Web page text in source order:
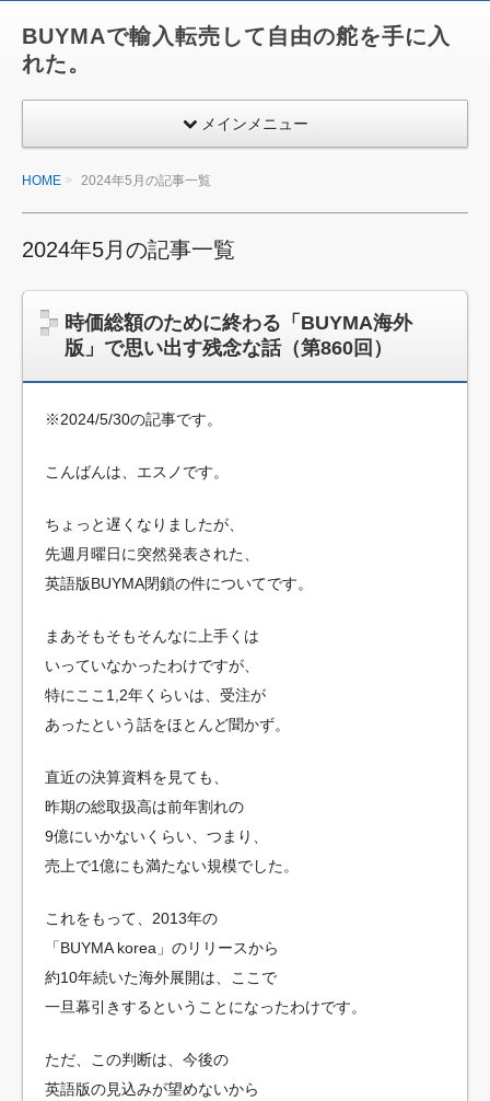
BUYMAで輸入転売して自由の舵を手に入
れた。
メインメニュー
HOME 2024年5月の記事一覧
2024年5月の記事一覧
時価総額のために終わる「BUYMA海外
版」で思い出す残念な話（第860回）
※2024/5/30の記事です。
こんばんは、エスノです。
ちょっと遅くなりましたが、
先週月曜日に突然発表された、
英語版BUYMA閉鎖の件についてです。
まあそもそもそんなに上手くは
いっていなかったわけですが、
特にここ1,2年くらいは、受注が
あったという話をほとんど聞かず。
直近の決算資料を見ても、
昨期の総取扱高は前年割れの
9億にいかないくらい、つまり、
売上で1億にも満たない規模でした。
これをもって、2013年の
「BUYMA korea」のリリースから
約10年続いた海外展開は、ここで
一旦幕引きするということになったわけです。
ただ、この判断は、今後の
英語版の見込みが望めないから